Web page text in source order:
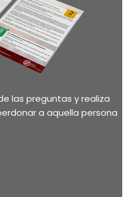
las preguntas y realiza
a aquella persona